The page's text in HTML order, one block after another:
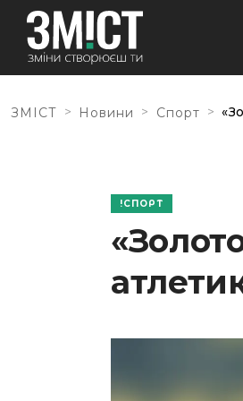
ЗМІСТ > Новини > Спорт >
СПОРТ